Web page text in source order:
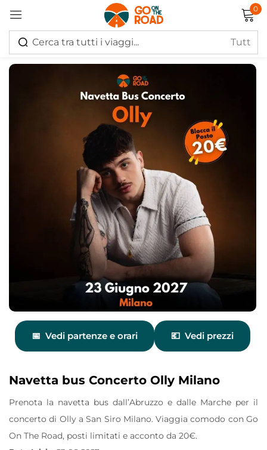
0
Vedi partenze e orari Vedi prezzi
Navetta bus Concerto Olly Milano
Prenota la navetta bus dall’Abruzzo e dalle Marche per il
concerto di Olly a San Siro Milano. Viaggia comodo con Go
On The Road, posti limitati e acconto da 20€.
Accedi
Ricordati di me Hai perso la password?
Log in
Creare un account